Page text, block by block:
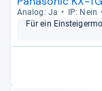
Ana­log: Ja IP: Nein
Für ein